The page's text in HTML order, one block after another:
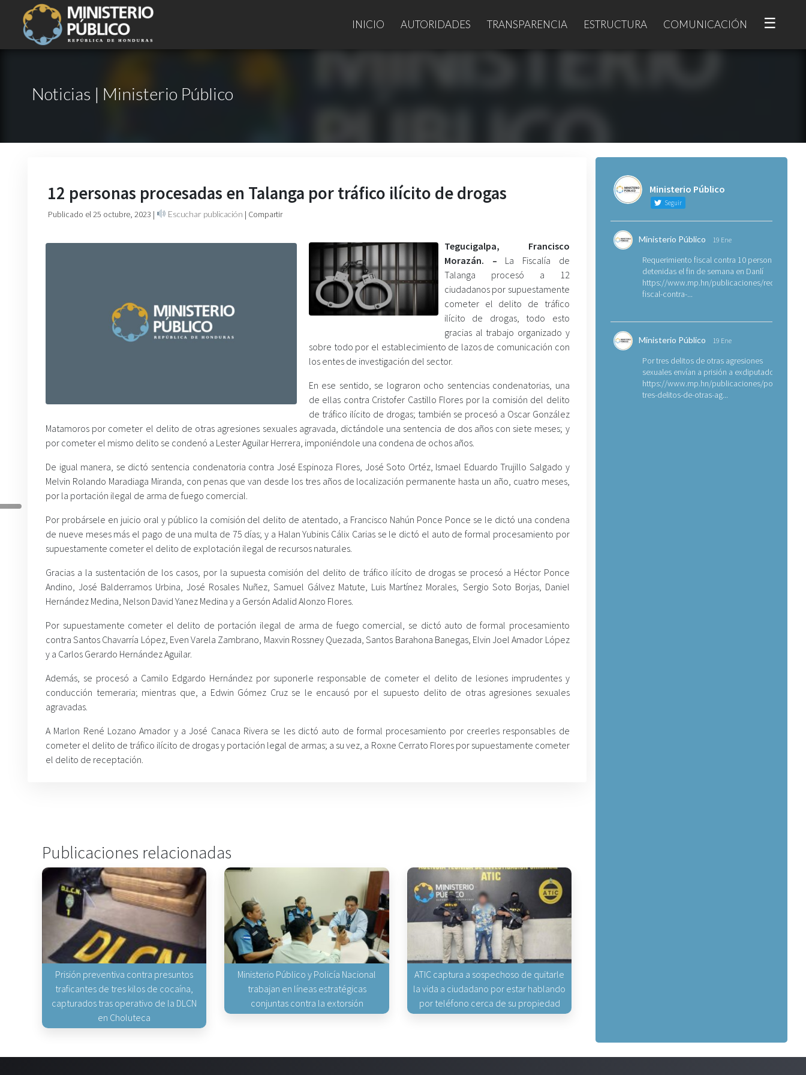
INICIO AUTORIDADES TRANSPARENCIA ESTRUCTURA COMUNICACIÓN ☰
Noticias | Ministerio Público
12 personas procesadas en Talanga por tráfico ilícito de drogas
Publicado el 25 octubre, 2023 | Escuchar publicación | Compartir
Tegucigalpa, Francisco
Morazán. – La Fiscalía de
Talanga procesó a 12
ciudadanos por supuestamente
cometer el delito de tráfico
ilícito de drogas, todo esto
gracias al trabajo organizado y
sobre todo por el establecimiento de lazos de comunicación con
los entes de investigación del sector.
En ese sentido, se lograron ocho sentencias condenatorias, una
de ellas contra Cristofer Castillo Flores por la comisión del delito
de tráfico ilícito de drogas; también se procesó a Oscar González
Matamoros por cometer el delito de otras agresiones sexuales agravada, dictándole una sentencia de dos años con siete meses; y
por cometer el mismo delito se condenó a Lester Aguilar Herrera, imponiéndole una condena de ochos años.
De igual manera, se dictó sentencia condenatoria contra José Espinoza Flores, José Soto Ortéz, Ismael Eduardo Trujillo Salgado y
Melvin Rolando Maradiaga Miranda, con penas que van desde los tres años de localización permanente hasta un año, cuatro meses,
por la portación ilegal de arma de fuego comercial.
Por probársele en juicio oral y público la comisión del delito de atentado, a Francisco Nahún Ponce Ponce se le dictó una condena
de nueve meses más el pago de una multa de 75 días; y a Halan Yubinis Cálix Carias se le dictó el auto de formal procesamiento por
supuestamente cometer el delito de explotación ilegal de recursos naturales.
Gracias a la sustentación de los casos, por la supuesta comisión del delito de tráfico ilícito de drogas se procesó a Héctor Ponce
Andino, José Balderramos Urbina, José Rosales Nuñez, Samuel Gálvez Matute, Luis Martínez Morales, Sergio Soto Borjas, Daniel
Hernández Medina, Nelson David Yanez Medina y a Gersón Adalid Alonzo Flores.
Por supuestamente cometer el delito de portación ilegal de arma de fuego comercial, se dictó auto de formal procesamiento
contra Santos Chavarría López, Even Varela Zambrano, Maxvin Rossney Quezada, Santos Barahona Banegas, Elvin Joel Amador López
y a Carlos Gerardo Hernández Aguilar.
Además, se procesó a Camilo Edgardo Hernández por suponerle responsable de cometer el delito de lesiones imprudentes y
conducción temeraria; mientras que, a Edwin Gómez Cruz se le encausó por el supuesto delito de otras agresiones sexuales
agravadas.
A Marlon René Lozano Amador y a José Canaca Rivera se les dictó auto de formal procesamiento por creerles responsables de
cometer el delito de tráfico ilícito de drogas y portación legal de armas; a su vez, a Roxne Cerrato Flores por supuestamente cometer
el delito de receptación.
Publicaciones relacionadas
Prisión preventiva contra presuntos
traficantes de tres kilos de cocaína,
capturados tras operativo de la DLCN
en Choluteca
Ministerio Público y Policía Nacional
trabajan en líneas estratégicas
conjuntas contra la extorsión
ATIC captura a sospechoso de quitarle
la vida a ciudadano por estar hablando
por teléfono cerca de su propiedad
Ministerio Público
Seguir
Ministerio Público 19 Ene
Requerimiento fiscal contra 10 personas
detenidas el fin de semana en Danlí
https://www.mp.hn/publicaciones/
fiscal-contra-...
Ministerio Público 19 Ene
Por tres delitos de otras agresiones
sexuales envían a prisión a exdiputado
https://www.mp.hn/publicaciones/por-
tres-delitos-de-otras-ag...